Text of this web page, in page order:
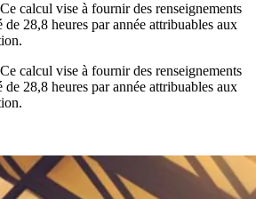
calcul vise à fournir des renseignements
28,8 heures par année attribuables aux
calcul vise à fournir des renseignements
28,8 heures par année attribuables aux